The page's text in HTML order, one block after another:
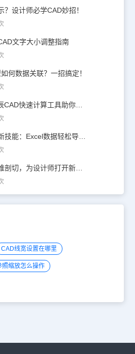
设计师必学CAD妙招！
文字大小调整指南
何数据关联？一招搞定！
告别繁琐计算，浩辰CAD快速计算工具助你一臂之力！
解锁高效CAD绘图新技能：Excel数据轻松导入CAD
浩辰CAD看图王三维剖切，为设计师打开新世界的大门！
CAD线宽设置在哪里
照缩放怎么操作